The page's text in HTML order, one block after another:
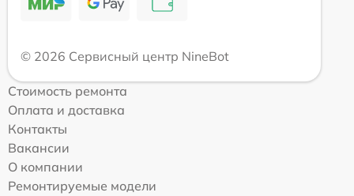
© 2026 Сервисный центр NineBot
Стоимость ремонта
Оплата и доставка
Контакты
Вакансии
О компании
Ремонтируемые модели